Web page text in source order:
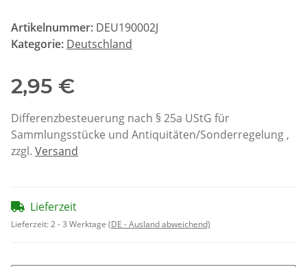
Artikelnummer: DEU190002J
Kategorie: Deutschland
2,95 €
Differenzbesteuerung nach § 25a UStG für
Sammlungsstücke und Antiquitäten/Sonderregelung ,
zzgl. Versand
Lieferzeit
Lieferzeit:2 - 3 Werktage (DE - Ausland abweichend)